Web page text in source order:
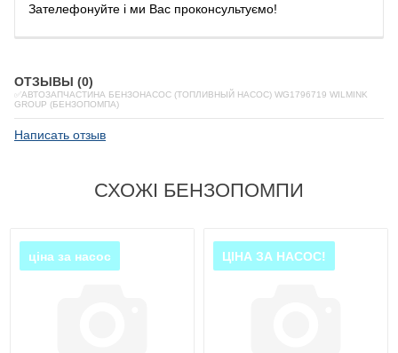
Зателефонуйте і ми Вас проконсультуємо!
ОТЗЫВЫ (0)
✅АВТОЗАПЧАСТИНА БЕНЗОНАСОС (ТОПЛИВНЫЙ НАСОС) WG1796719 WILMINK
GROUP (БЕНЗОПОМПА)
Написать отзыв
СХОЖІ БЕНЗОПОМПИ
ціна за насос ЦІНА ЗА НАСОС!